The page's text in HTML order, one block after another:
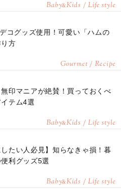
Baby&Kids / Life style
コグッズ使用！可愛い「ハムの
方
Gourmet / Recipe
無印マニアが絶賛！買っておくべ
テム4選
Baby&Kids / Life style
したい人必見】知らなきゃ損！暮
利グッズ5選
Baby&Kids / Life style